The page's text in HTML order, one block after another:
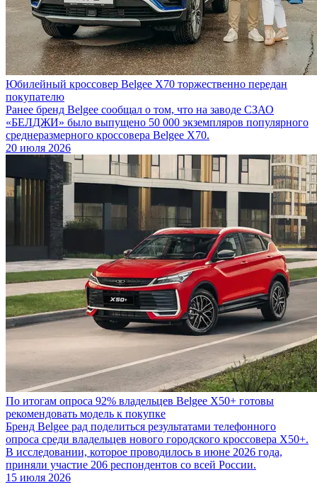
Юбилейный кроссовер Belgee X70 торжественно передан
покупателю
Ранее бренд Belgee сообщал о том, что на заводе СЗАО
«БЕЛДЖИ» было выпущено 50 000 экземпляров популярного
среднеразмерного кроссовера Belgee X70.
20 июля 2026
По итогам опроса 92% владельцев Belgee X50+ готовы
рекомендовать модель к покупке
Бренд Belgee рад поделиться результатами телефонного
опроса среди владельцев нового городского кроссовера X50+.
В исследовании, которое проводилось в июне 2026 года,
приняли участие 206 респондентов со всей России.
15 июля 2026